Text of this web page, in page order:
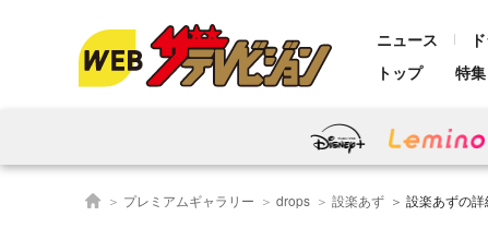
ニュース
トップ
特集
プレミアムギャラリー drops 設楽あず 設楽あずの